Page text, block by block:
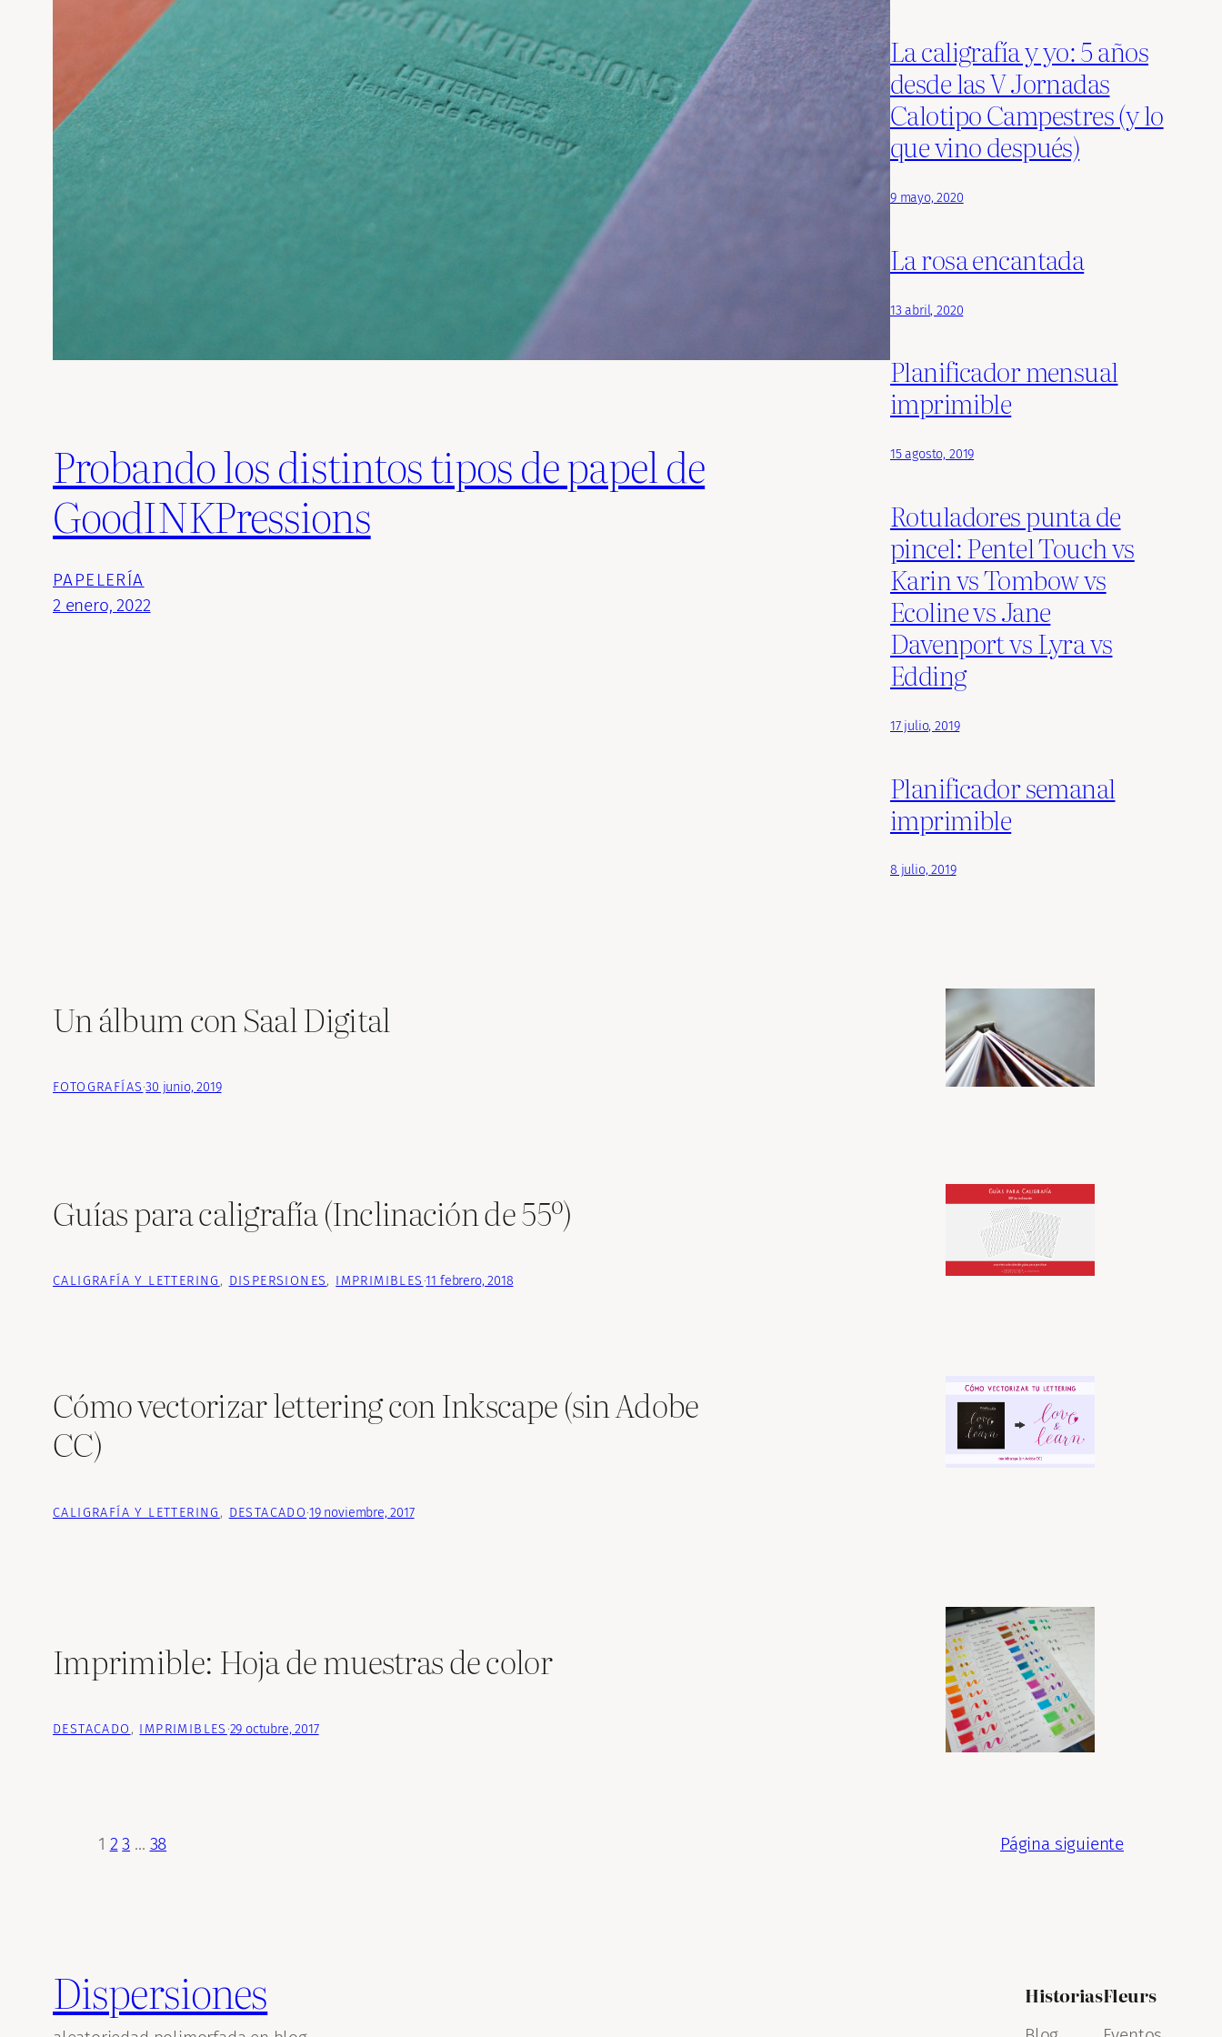
Probando los distintos tipos de papel de
GoodINKPressions
PAPELERÍA
2 enero, 2022
La caligrafía y yo: 5 años
desde las V Jornadas
Calotipo Campestres (y lo
que vino después)
9 mayo, 2020
La rosa encantada
13 abril, 2020
Planificador mensual
imprimible
15 agosto, 2019
Rotuladores punta de
pincel: Pentel Touch vs
Karin vs Tombow vs
Ecoline vs Jane
Davenport vs Lyra vs
Edding
17 julio, 2019
Planificador semanal
imprimible
8 julio, 2019
Un álbum con Saal Digital
FOTOGRAFÍAS·30 junio, 2019
Guías para caligrafía (Inclinación de 55º)
CALIGRAFÍA Y LETTERING , DISPERSIONES, IMPRIMIBLES ·11 febrero, 2018
Cómo vectorizar lettering con Inkscape (sin Adobe
CC)
CALIGRAFÍA Y LETTERING , DESTACADO·19 noviembre, 2017
Imprimible: Hoja de muestras de color
DESTACADO , IMPRIMIBLES ·29 octubre, 2017
1 2 3 … 38 Página siguiente
Dispersiones HistoriasFleurs